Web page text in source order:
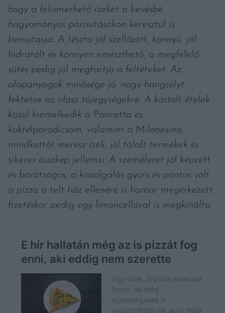
hogy a felismerhető ízeket a kevésbé
hagyományos párosításokon keresztül is
bemutassa. A tészta jól szellőzött, könnyű, jól
hidratált és könnyen emészthető, a megfelelő
sütés pedig jól megtartja a feltéteket. Az
alapanyagok minősége jó, nagy hangsúlyt
fektetve az olasz tájegységekre. A kóstolt ételek
közül kiemelkedik a Pancetta és
koktélparadicsom, valamint a Milanesina,
mindkettőt merész ízek, jól tálalt termékek és
sikeres összkép jellemzi. A személyzet jól képzett
és barátságos; a kiszolgálás gyors és pontos volt,
a pizza a telt ház ellenére is hamar megérkezett,
fizetéskor pedig egy limoncellóval is megkínálta.